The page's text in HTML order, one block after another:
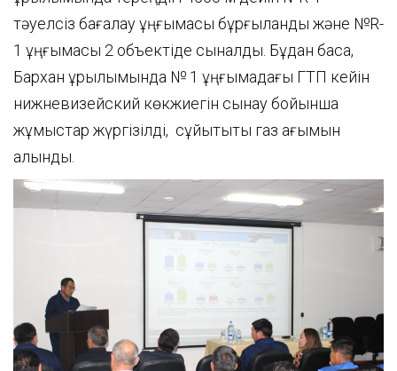
тәуелсіз бағалау ұңғымасы бұрғыланды және №R-
1 ұңғымасы 2 объектіде сыналды. Бұдан басқа,
Бархан құрылымында № 1 ұңғымадағы ГТП кейін
нижневизейский көкжиегін сынау бойынша
жұмыстар жүргізілді, сұйықтықты газ ағымын
алынды.